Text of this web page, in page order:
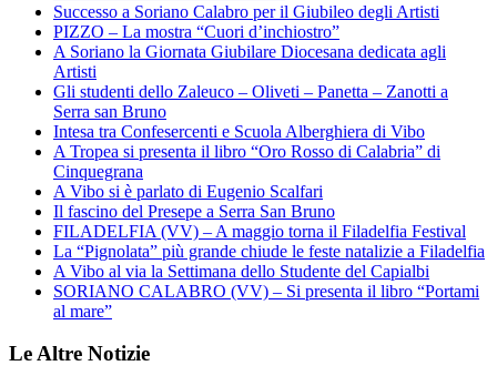
Successo a Soriano Calabro per il Giubileo degli Artisti
PIZZO – La mostra “Cuori d’inchiostro”
A Soriano la Giornata Giubilare Diocesana dedicata agli
Artisti
Gli studenti dello Zaleuco – Oliveti – Panetta – Zanotti a
Serra san Bruno
Intesa tra Confesercenti e Scuola Alberghiera di Vibo
A Tropea si presenta il libro “Oro Rosso di Calabria” di
Cinquegrana
A Vibo si è parlato di Eugenio Scalfari
Il fascino del Presepe a Serra San Bruno
FILADELFIA (VV) – A maggio torna il Filadelfia Festival
La “Pignolata” più grande chiude le feste natalizie a Filadelfia
A Vibo al via la Settimana dello Studente del Capialbi
SORIANO CALABRO (VV) – Si presenta il libro “Portami
al mare”
Le Altre Notizie